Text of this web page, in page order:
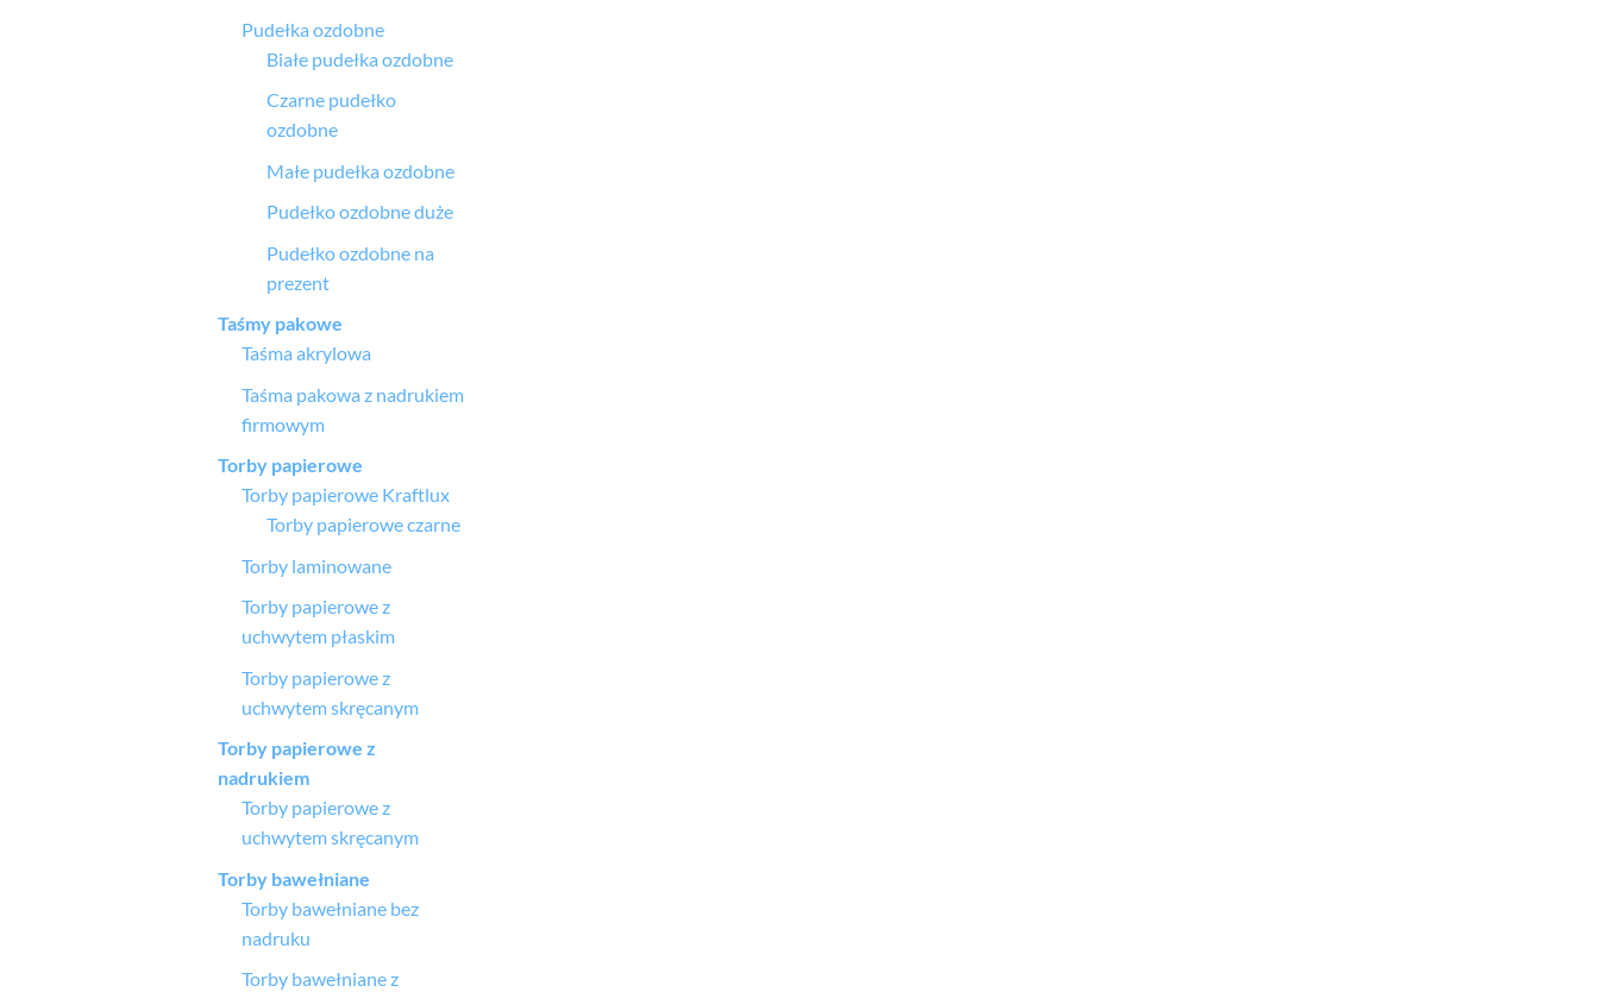
Pudełka ozdobne
Białe pudełka ozdobne
Czarne pudełko
ozdobne
Małe pudełka ozdobne
Pudełko ozdobne duże
Pudełko ozdobne na
prezent
Taśmy pakowe
Taśma akrylowa
Taśma pakowa z nadrukiem
firmowym
Torby papierowe
Torby papierowe Kraftlux
Torby papierowe czarne
Torby laminowane
Torby papierowe z
uchwytem płaskim
Torby papierowe z
uchwytem skręcanym
Torby papierowe z
nadrukiem
Torby papierowe z
uchwytem skręcanym
Torby bawełniane
Torby bawełniane bez
nadruku
Torby bawełniane z